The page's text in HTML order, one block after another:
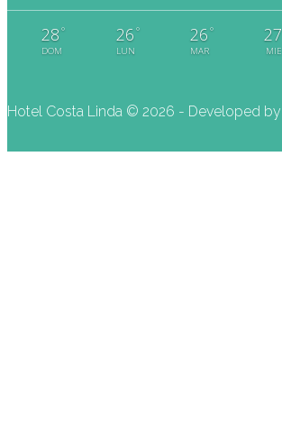
28 °
DOM
26 °
LUN
26 °
MAR
27
MIE
Hotel Costa Linda © 2026 - Developed by